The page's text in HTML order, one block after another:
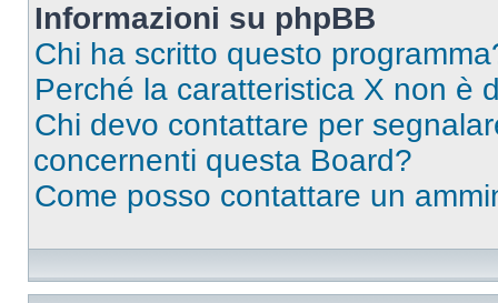
Informazioni su phpBB
Chi ha scritto questo
Perché la caratteristica X non è
Chi devo contattare per
concernenti questa Board?
Come posso contattare un